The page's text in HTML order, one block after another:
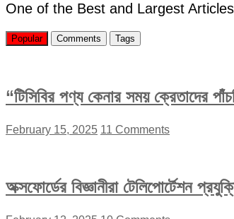
One of the Best and Largest
Popular Comments Tags
“টিসিবির পণ্য কেনার সময় ক্রেতাদের
February 15, 2025 11 Comments
অক্সফোর্ডের বিজ্ঞানীরা টেলিপোর্টেশন